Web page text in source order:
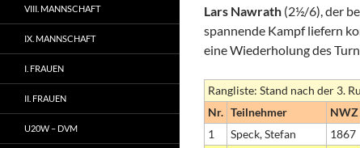
Lars Nawrath (2½/6), der
spannende Kampf liefern
eine Wiederholung des
Rangliste: Stand nach der 3.
Nr. Teilnehmer NWZ
1
Speck, Stefan 1867
VIII. MANNSCHAFT
IX. MANNSCHAFT
I. FRAUEN
II. FRAUEN
U20W – DVM